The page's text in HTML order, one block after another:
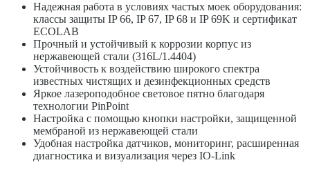
Надежная работа в условиях частых моек оборудования:
классы защиты IP 66, IP 67, IP 68 и IP 69K и сертификат
ECOLAB
Прочный и устойчивый к коррозии корпус из
нержавеющей стали (316L/1.4404)
Устойчивость к воздействию широкого спектра
известных чистящих и дезинфекционных средств
Яркое лазероподобное световое пятно благодаря
технологии PinPoint
Настройка с помощью кнопки настройки, защищенной
мембраной из нержавеющей стали
Удобная настройка датчиков, мониторинг, расширенная
диагностика и визуализация через IO-Link